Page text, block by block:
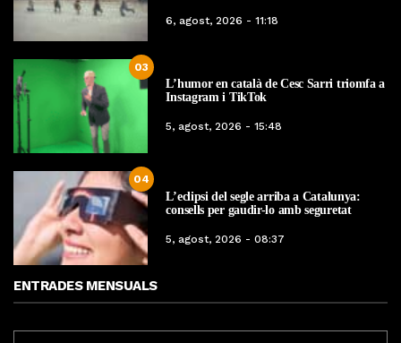
6, agost, 2026 - 11:18
03
L’humor en català de Cesc Sarri triomfa a
Instagram i TikTok
5, agost, 2026 - 15:48
04
L’eclipsi del segle arriba a Catalunya:
consells per gaudir-lo amb seguretat
5, agost, 2026 - 08:37
ENTRADES MENSUALS